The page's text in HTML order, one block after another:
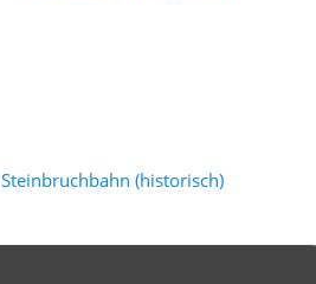
Steinbruchbahn (historisch)